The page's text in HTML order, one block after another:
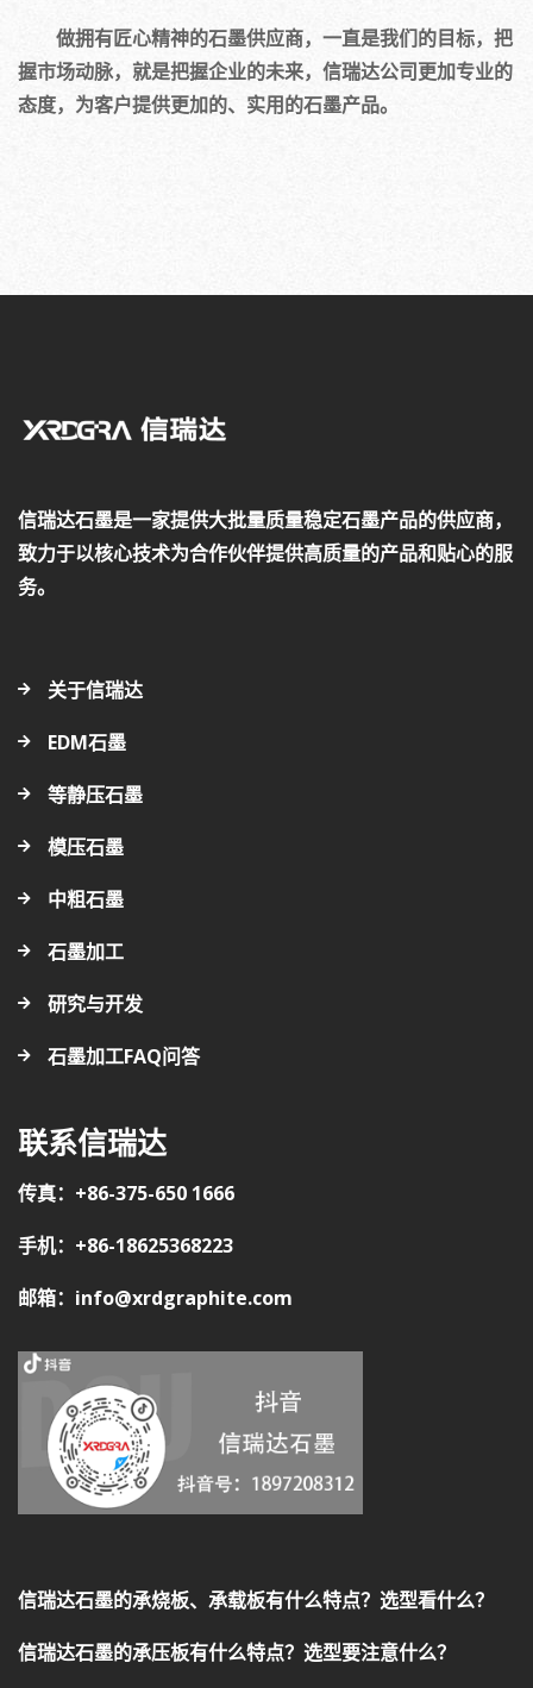
做拥有匠心精神的石墨供应商，一直是我们的目标，把
握市场动脉，就是把握企业的未来，信瑞达公司更加专业的
态度，为客户提供更加的、实用的石墨产品。
信瑞达石墨是一家提供大批量质量稳定石墨产品的供应商，
致力于以核心技术为合作伙伴提供高质量的产品和贴心的服
务。
关于信瑞达
EDM石墨
等静压石墨
模压石墨
中粗石墨
石墨加工
研究与开发
石墨加工FAQ问答
联系信瑞达
传真：+86-375-650 1666
手机：+86-18625368223
邮箱：info@xrdgraphite.com
信瑞达石墨的承烧板、承载板有什么特点？选型看什么？
信瑞达石墨的承压板有什么特点？选型要注意什么？